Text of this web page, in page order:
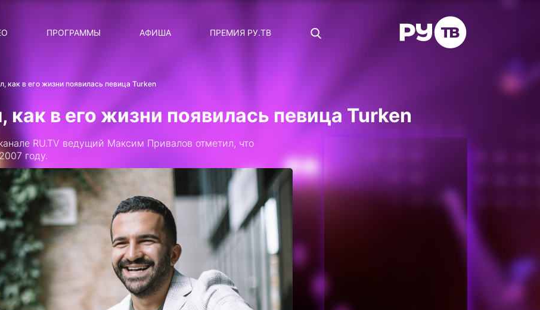
ПРОГРАММЫ
СТАТУС: В СЕТИ
СИЯЙ ПО-ЗВЁЗДНОМУ
ЛИЧНЫЙ ВОПРОС
ДОТЯНИСЬ ДО ЗВЁЗД
АФИША ПРЕМИЯ РУ.ТВ
как в его жизни появилась певица Turken
как в его жизни появилась певица Turken
RU.TV ведущий Максим Привалов отметил, что
году.